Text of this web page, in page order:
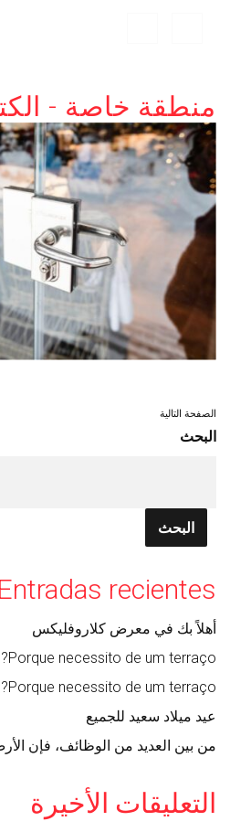
منطقة خاصة -
الصفحة التالية
البحث
البحث
Entradas recientes
أهلاً بك في معرض كلاروفليكس
Porque necessito de um terraço?
Porque necessito de um terraço?
عيد ميلاد سعيد للجميع
من بين العديد من الوظائف، فإن
التعليقات الأخيرة